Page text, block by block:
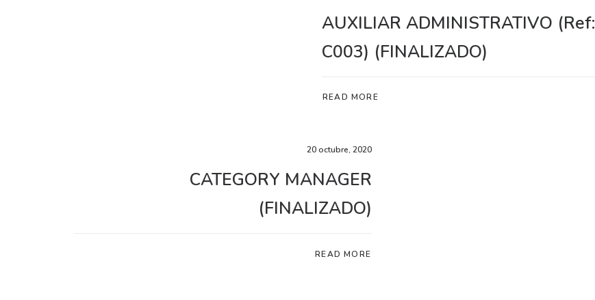
AUXILIAR ADMINISTRATIVO (Ref:
C003) (FINALIZADO)
READ MORE
20 octubre, 2020
CATEGORY MANAGER
(FINALIZADO)
READ MORE